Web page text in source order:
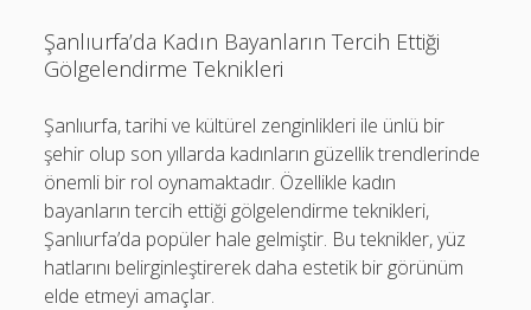
Şanlıurfa’da Kadın Bayanların Tercih Ettiği
Gölgelendirme Teknikleri
Şanlıurfa, tarihi ve kültürel zenginlikleri ile ünlü bir
şehir olup son yıllarda kadınların güzellik trendlerinde
önemli bir rol oynamaktadır. Özellikle kadın
bayanların tercih ettiği gölgelendirme teknikleri,
Şanlıurfa’da popüler hale gelmiştir. Bu teknikler, yüz
hatlarını belirginleştirerek daha estetik bir görünüm
elde etmeyi amaçlar.